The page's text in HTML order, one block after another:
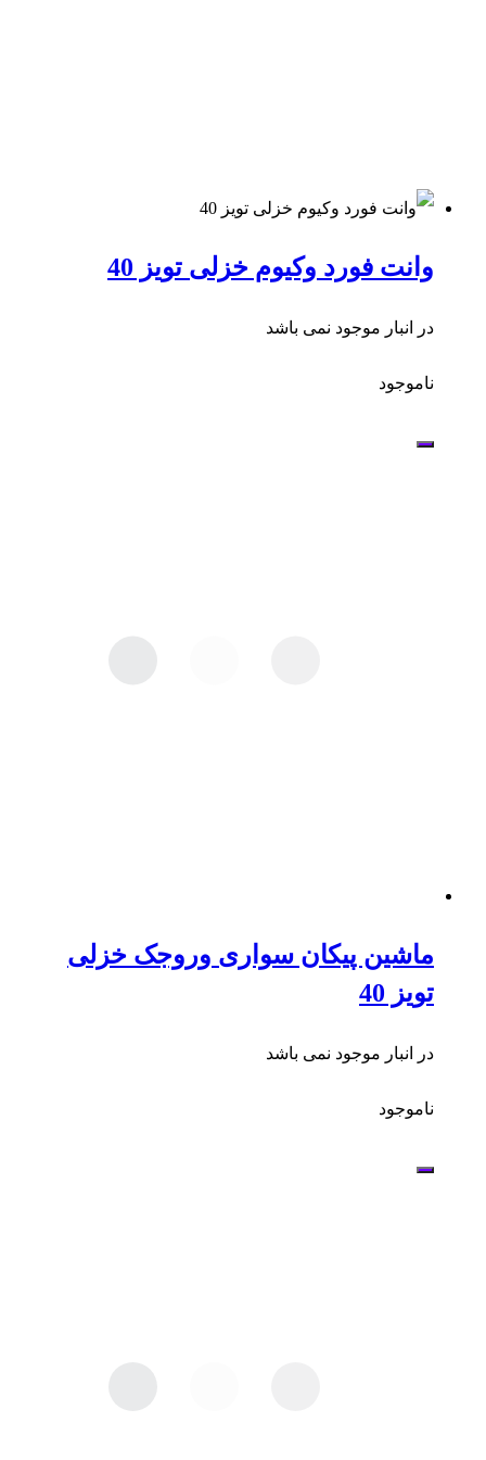
وانت فورد وکیوم خزلی تویز 40
در انبار موجود نمی باشد
ناموجود
ماشین پیکان سواری وروجک خزلی
تویز 40
در انبار موجود نمی باشد
ناموجود